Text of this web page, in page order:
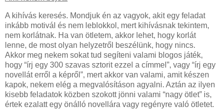
A kihívás keresés. Mondjuk én az vagyok, akit egy feladat
inkább motivál és nem leblokkol, mert kihívásnak tekintem,
nem korlátnak. Ha van ötletem, akkor lehet, hogy korlát
lenne, de most olyan helyzetről beszélünk, hogy nincs.
Akkor meg nekem sokat tud segíteni valami blogos játék,
hogy “írj egy 300 szavas sztorit ezzel a címmel”, vagy “írj egy
novellát erről a képről”, mert akkor van valami, amit készen
kapok, nekem elég a megvalósításon agyalni. Aztán az ilyen
kisebb feladatok közben szokott jönni valami “nagy ötlet” is,
értek ezalatt egy önálló novellára vagy regényre való ötletet.